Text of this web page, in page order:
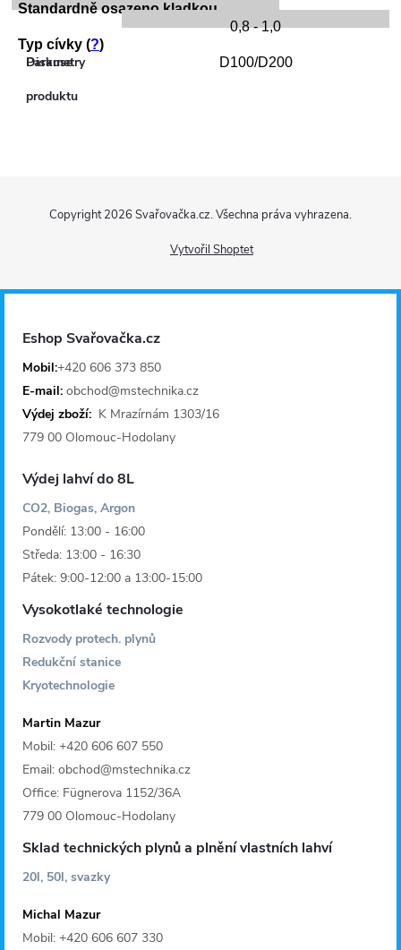
Standardně osazeno kladkou
0,8 - 1,0
Typ cívky (?)
D100/D200
Parametry
produktu
Diskuse
p
Vytvořil Shoptet
Copyright 2026 Svařovačka.cz. Všechna práva vyhrazena.
Eshop Svařovačka.cz
Mobil:+420 606 373 850
E-mail: obchod@mstechnika.cz
Výdej zboží: K Mrazírnám 1303/16
779 00 Olomouc-Hodolany
Výdej lahví do 8L
CO2, Biogas, Argon
Pondělí: 13:00 - 16:00
Středa: 13:00 - 16:30
Pátek: 9:00-12:00 a 13:00-15:00
Vysokotlaké technologie
Rozvody protech. plynů
Redukční stanice
Kryotechnologie
Martin Mazur
Mobil: +420 606 607 550
Email: obchod@mstechnika.cz
Office: Fügnerova 1152/36A
779 00 Olomouc-Hodolany
Sklad technických plynů a plnění vlastních lahví
20l, 50l, svazky
Michal Mazur
Mobil: +420 606 607 330